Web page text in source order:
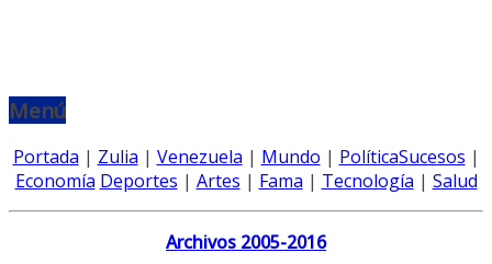
Menú
Portada | Zulia | Venezuela | Mundo | PolíticaSucesos |
Economía Deportes | Artes | Fama | Tecnología | Salud
Archivos 2005-2016